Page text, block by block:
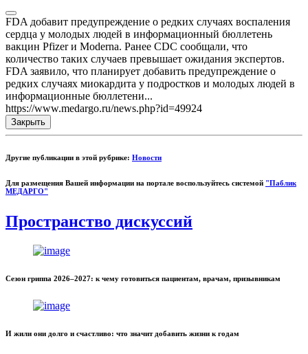
FDA добавит предупреждение о редких случаях воспаления
сердца у молодых людей в информационный бюллетень
вакцин Pfizer и Moderna. Ранее CDC сообщали, что
количество таких случаев превышает ожидания экспертов.
FDA заявило, что планирует добавить предупреждение о
редких случаях миокардита у подростков и молодых людей в
информационные бюллетени...
https://www.medargo.ru/news.php?id=49924
Закрыть
Другие публикации в этой рубрике: Новости
Для размещения Вашей информации на портале воспользуйтесь системой "Паблик
МЕДАРГО"
Пространство дискуссий
Сезон гриппа 2026–2027: к чему готовиться пациентам, врачам, призывникам
И жили они долго и счастливо: что значит добавить жизни к годам